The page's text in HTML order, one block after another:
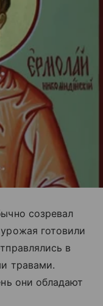
созревал
готовили
в
травами.
они обладают